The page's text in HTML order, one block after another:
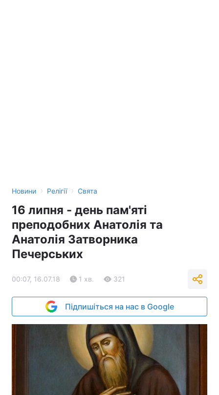
Новини › Релігії › Свята
16 липня - день пам'яті
преподобних Анатолія та
Анатолія Затворника
Печерських
00:07, 16.07.18 1 хв. 321
Підпишіться на нас в Google